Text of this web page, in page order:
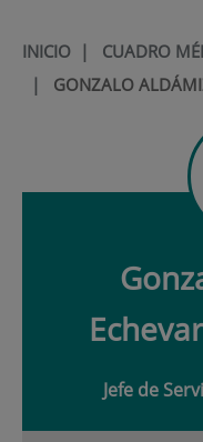
INICIO| CUADRO
| GONZALO
Jefe de